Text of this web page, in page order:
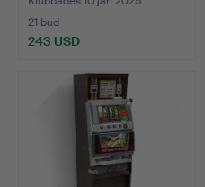
21 bud
243 USD